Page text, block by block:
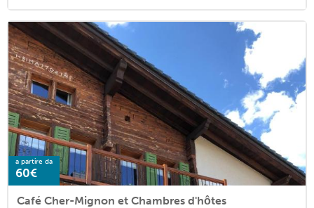
a partire da
60€
Café Cher-Mignon et Chambres d'hôtes